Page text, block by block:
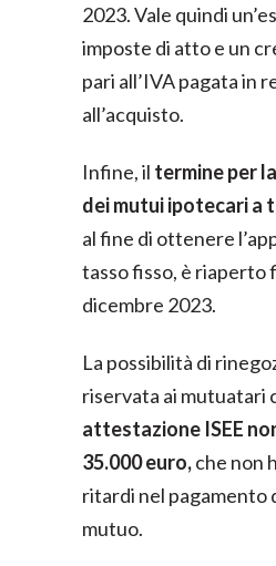
2023. Vale quindi
imposte di atto e un
pari all’IVA pagata in
all’acquisto.
Infine, il termine per
dei mutui ipotecari a
al fine di ottenere
tasso fisso, è riaperto
dicembre 2023.
La possibilità di
riservata ai mutuatari
attestazione ISEE
35.000 euro,che non
ritardi nel pagamento
mutuo.